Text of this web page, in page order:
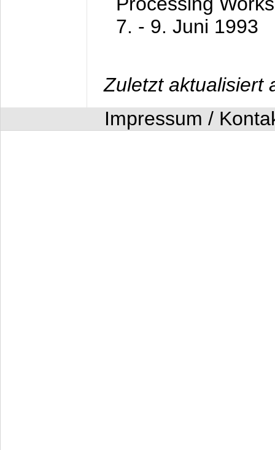
7. - 9. Juni 1993
Zuletzt aktualisiert
Impressum /